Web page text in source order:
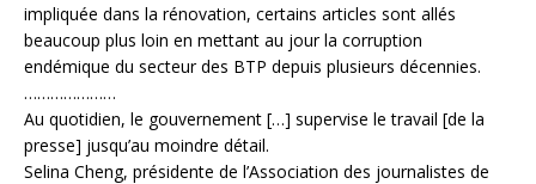
impliquée dans la rénovation, certains articles sont allés
beaucoup plus loin en mettant au jour la corruption
endémique du secteur des BTP depuis plusieurs décennies.
…………………
Au quotidien, le gouvernement […] supervise le travail [de la
presse] jusqu’au moindre détail.
Selina Cheng, présidente de l’Association des journalistes de